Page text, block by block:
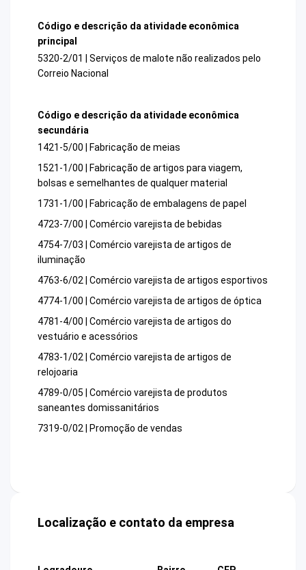
Código e descrição da atividade econômica
principal
5320-2/01 | Serviços de malote não realizados pelo
Correio Nacional
Código e descrição da atividade econômica
secundária
1421-5/00 | Fabricação de meias
1521-1/00 | Fabricação de artigos para viagem,
bolsas e semelhantes de qualquer material
1731-1/00 | Fabricação de embalagens de papel
4723-7/00 | Comércio varejista de bebidas
4754-7/03 | Comércio varejista de artigos de
iluminação
4763-6/02 | Comércio varejista de artigos esportivos
4774-1/00 | Comércio varejista de artigos de óptica
4781-4/00 | Comércio varejista de artigos do
vestuário e acessórios
4783-1/02 | Comércio varejista de artigos de
relojoaria
4789-0/05 | Comércio varejista de produtos
saneantes domissanitários
7319-0/02 | Promoção de vendas
Localização e contato da empresa